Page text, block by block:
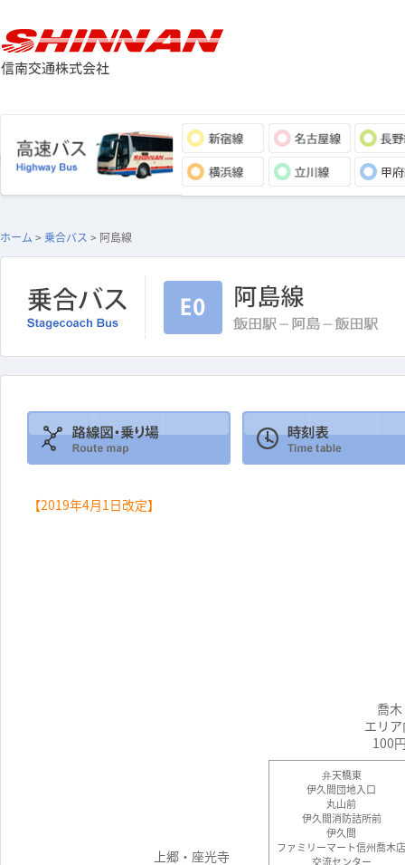
ホーム > 乗合バス > 阿島線
【2019年4月1日改定】
喬木
エリ
100
上郷・座光寺
弁天橋東
伊久間団地入口
丸山前
伊久間消防詰所前
伊久間
ファミリーマート信州喬木店
交流センター